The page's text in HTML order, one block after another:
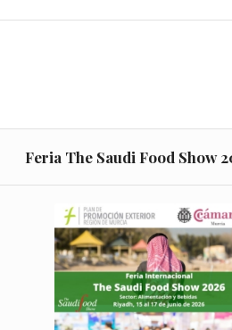
Feria The Saudi Food Show